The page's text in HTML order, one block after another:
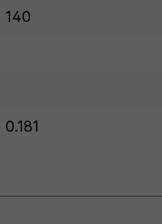
140
0.181